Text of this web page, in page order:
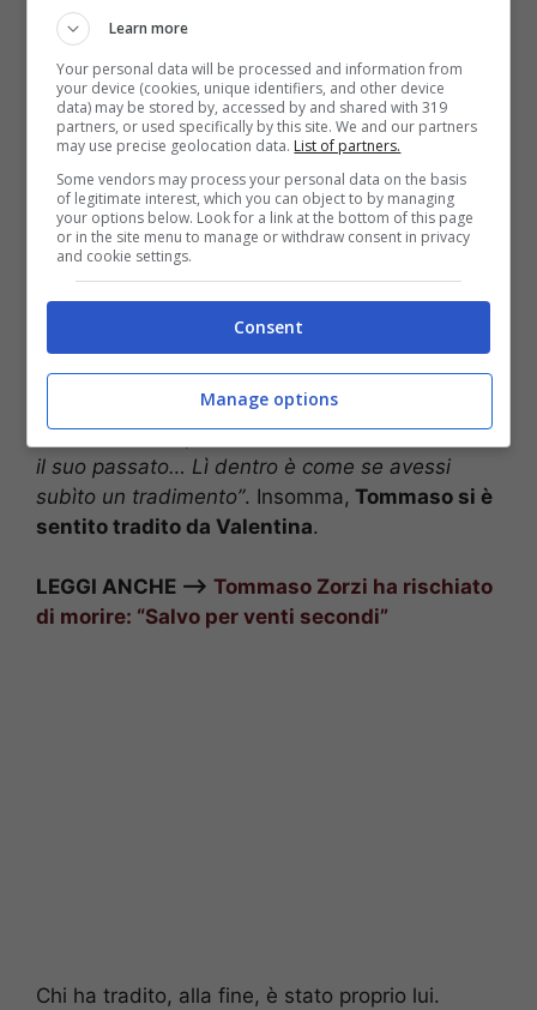
Temptation Island, Tommaso parla dopo il falò (Witty Tv)
Tommaso è statointervistatodal settimanale
davvero nel resort in Sardegna che ospita il
programma. Il ventunenne parte ammettendo il
proprio limite nella gestione della gelosia:
me e Valentina c’era un amore folle. Da parte
mia ammetto che c’era anche una folle gelosia.
L’ho sempre tenuta stretta, da quando ci siamo
messi insieme, ma credo di essermi comportato
così per la mia inesperienza. Visto che non è
una donna che passa inosservata e dato anche
il suo passato… Lì dentro è come se avessi
subìto un tradimento”. Insomma, Tommaso si è
sentito tradito da Valentina.
LEGGI ANCHE –> Tommaso Zorzi ha rischiato
di morire: “Salvo per venti secondi”
Chi ha tradito, alla fine, è stato proprio lui.
Learn more
Your personal data will be processed and information from
your device (cookies, unique identifiers, and other device
data) may be stored by, accessed by and shared with 319
partners, or used specifically by this site. We and our partners
may use precise geolocation data. List of partners.
Some vendors may process your personal data on the basis
of legitimate interest, which you can object to by managing
your options below. Look for a link at the bottom of this page
or in the site menu to manage or withdraw consent in privacy
and cookie settings.
Consent
Manage options